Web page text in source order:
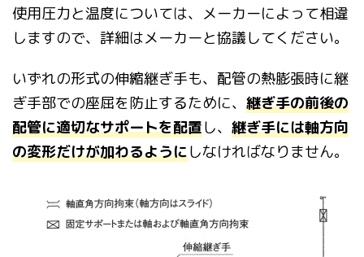
使用圧力と温度については、メーカーによって相違
しますので、詳細はメーカーと協議してください。
いずれの形式の伸縮継ぎ手も、配管の熱膨張時に継
ぎ手部での座屈を防止するために、 継ぎ手の前後の
配管に適切なサポートを配置し、 継ぎ手には軸方向
の変形だけが加わるようにしなければなりません。